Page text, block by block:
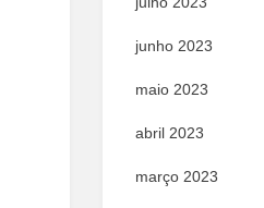
junho 2023
maio 2023
abril 2023
março 2023